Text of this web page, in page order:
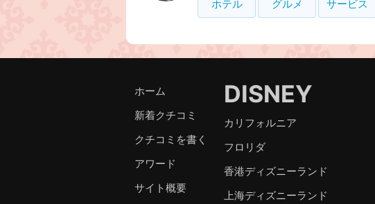
ホテル グルメ サービス
ホーム
新着クチコミ
クチコミを書く
アワード
サイト概要
DISNEY
カリフォルニア
フロリダ
香港ディズニーランド
上海ディズニーランド